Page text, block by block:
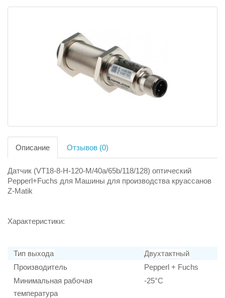
Описание Отзывов (0)
Датчик (VT18-8-H-120-M/40a/65b/118/128) оптический
Pepperl+Fuchs для Машины для производства круассанов
Z-Matik
Характеристики:
Тип выхода
Двухтактный
Производитель
Pepperl + Fuchs
Минимальная рабочая
температура
-25°C